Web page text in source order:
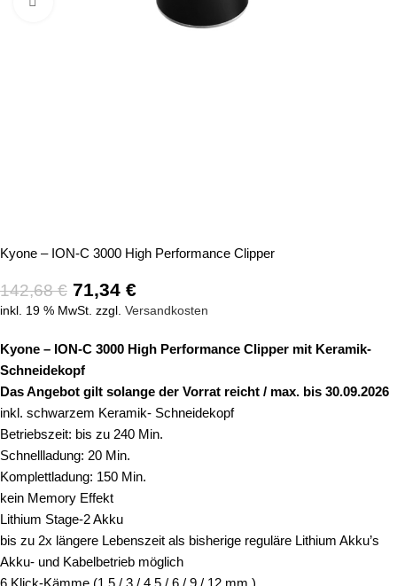
Kyone – ION-C 3000 High Performance Clipper
142,68€ 71,34 €
inkl. 19 % MwSt. zzgl. Versandkosten
Kyone – ION-C 3000 High Performance Clipper mit Keramik-
Schneidekopf
Das Angebot gilt solange der Vorrat reicht / max. bis 30.09.2026
inkl. schwarzem Keramik- Schneidekopf
Betriebszeit: bis zu 240 Min.
Schnellladung: 20 Min.
Komplettladung: 150 Min.
kein Memory Effekt
Lithium Stage-2 Akku
bis zu 2x längere Lebenszeit als bisherige reguläre Lithium Akku’s
Akku- und Kabelbetrieb möglich